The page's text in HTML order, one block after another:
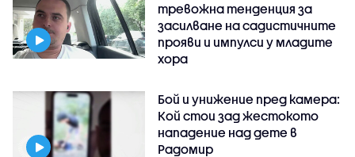
тревожна тенденция за
засилване на садистичните
прояви и импулси у младите
хора
Бой и унижение пред камера:
Кой стои зад жестокото
нападение над дете в
Радомир